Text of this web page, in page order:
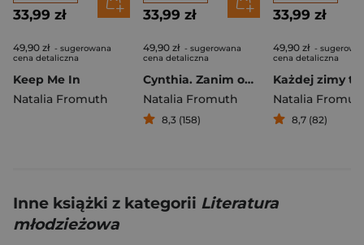
33,99 zł
49,90 zł - sugerowana
cena detaliczna
Keep Me In
Natalia Fromuth
33,99 zł
49,90 zł - sugerowana
cena detaliczna
Cynthia. Zanim odejdę
Natalia Fromuth
8,3 (158)
33,99 zł
49,90 zł -
cena detaliczna
Natalia
8,7 (82)
Inne książki z kategorii Literatura
młodzieżowa